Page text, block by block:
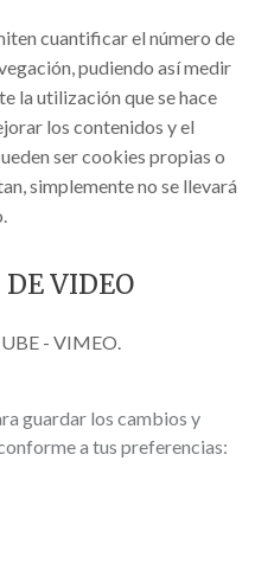
cuantificar el número de
pudiendo así medir
la utilización que se hace
los contenidos y el
ser cookies propias o
simplemente no se llevará
VIDEO
- VIMEO.
guardar los cambios y
a tus preferencias: